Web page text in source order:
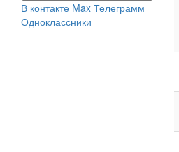
В контакте Max Телеграмм
Одноклассники